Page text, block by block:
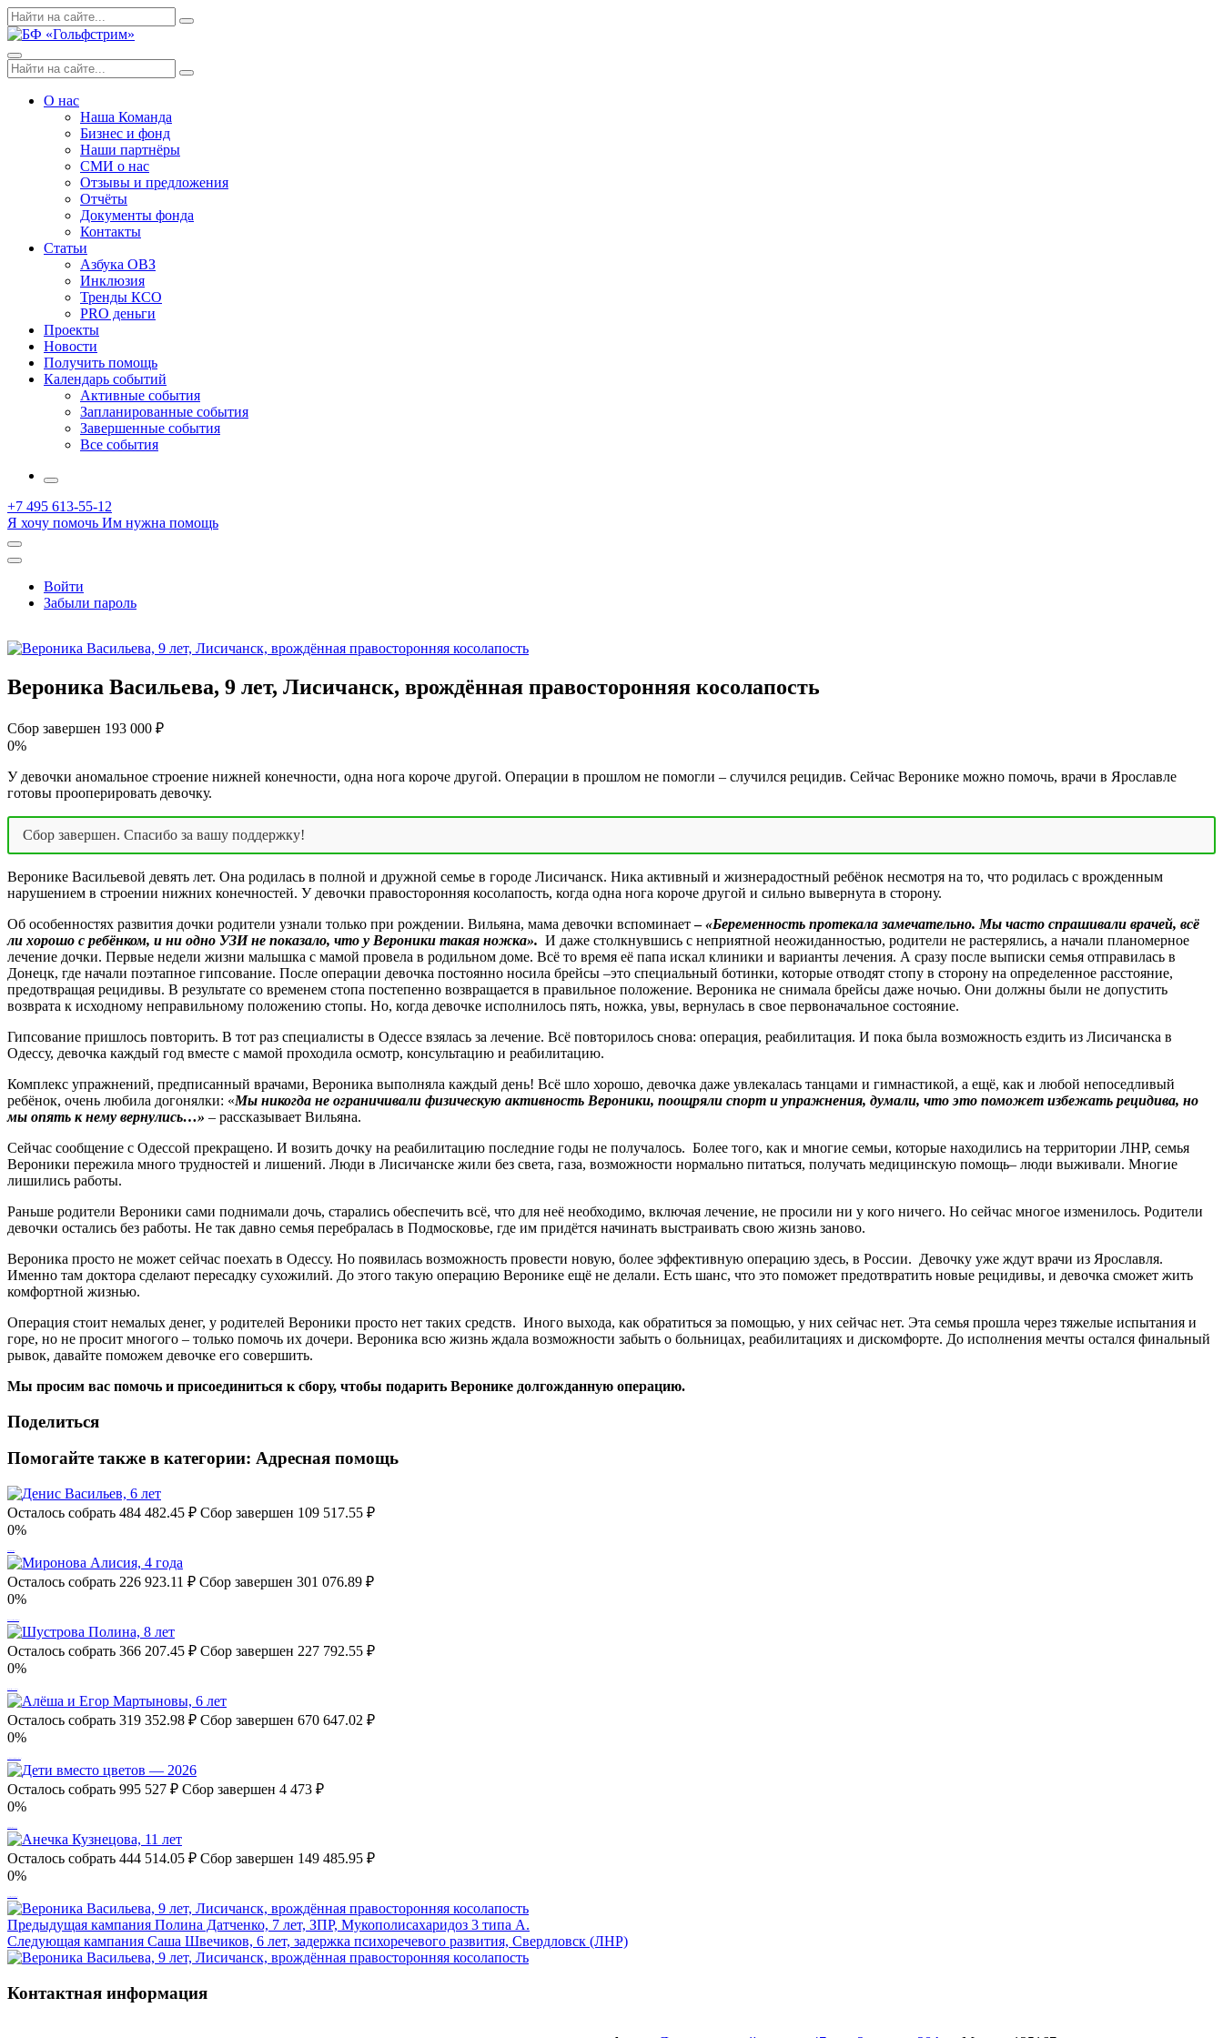
Skip
to
Поиск
по:
Search
Menu
Поиск
по:
Search
О нас
Наша Команда
Бизнес и фонд
Наши партнёры
СМИ о нас
Отзывы и предложения
Отчёты
Документы фонда
Контакты
Статьи
Азбука ОВЗ
Инклюзия
Тренды КСО
PRO деньги
Проекты
Новости
Получить помощь
Календарь событий
Активные события
Запланированные события
Завершенные события
Все события
More
+7 495 613-55-12
Я хочу помочь Им нужна помощь
Открыть
поиск
Профиль
Войти
Забыли пароль
Вероника Васильева, 9 лет, Лисичанск, врождённая правосторонняя косолапость
Сбор завершен 193 000 ₽
0%
У девочки аномальное строение нижней конечности, одна нога короче другой. Операции в прошлом не помогли – случился рецидив. Сейчас Веронике можно помочь, врачи в Ярославле
готовы прооперировать девочку.
Сбор завершен. Спасибо за вашу поддержку!
Веронике Васильевой девять лет. Она родилась в полной и дружной семье в городе Лисичанск. Ника активный и жизнерадостный ребёнок несмотря на то, что родилась с врожденным
нарушением в строении нижних конечностей. У девочки правосторонняя косолапость, когда одна нога короче другой и сильно вывернута в сторону.
Об особенностях развития дочки родители узнали только при рождении. Вильяна, мама девочки вспоминает–«Беременность протекала замечательно. Мы часто спрашивали врачей, всё
ли хорошо с ребёнком, и ни одно УЗИ не показало, что у Вероники такая ножка». И даже столкнувшись с неприятной неожиданностью, родители не растерялись, а начали планомерное
лечение дочки. Первые недели жизни малышка с мамой провела в родильном доме. Всё то время её папа искал клиники и варианты лечения. А сразу после выписки семья отправилась в
Донецк, где начали поэтапное гипсование. После операции девочка постоянно носила брейсы –это специальный ботинки, которые отводят стопу в сторону на определенное расстояние,
предотвращая рецидивы. В результате со временем стопа постепенно возвращается в правильное положение. Вероника не снимала брейсы даже ночью. Они должны были не допустить
возврата к исходному неправильному положению стопы. Но, когда девочке исполнилось пять, ножка, увы, вернулась в свое первоначальное состояние.
Гипсование пришлось повторить. В тот раз специалисты в Одессе взялась за лечение. Всё повторилось снова: операция, реабилитация. И пока была возможность ездить из Лисичанска в
Одессу, девочка каждый год вместе с мамой проходила осмотр, консультацию и реабилитацию.
Комплекс упражнений, предписанный врачами, Вероника выполняла каждый день! Всё шло хорошо, девочка даже увлекалась танцами и гимнастикой, а ещё, как и любой непоседливый
ребёнок, очень любила догонялки: «Мы никогда не ограничивали физическую активность Вероники, поощряли спорт и упражнения, думали, что это поможет избежать рецидива, но
мы опять к нему вернулись…» – рассказывает Вильяна.
Сейчас сообщение с Одессой прекращено. И возить дочку на реабилитацию последние годы не получалось. Более того, как и многие семьи, которые находились на территории ЛНР, семья
Вероники пережила много трудностей и лишений. Люди в Лисичанске жили без света, газа, возможности нормально питаться, получать медицинскую помощь– люди выживали. Многие
лишились работы.
Раньше родители Вероники сами поднимали дочь, старались обеспечить всё, что для неё необходимо, включая лечение, не просили ни у кого ничего. Но сейчас многое изменилось. Родители
девочки остались без работы. Не так давно семья перебралась в Подмосковье, где им придётся начинать выстраивать свою жизнь заново.
Вероника просто не может сейчас поехать в Одессу. Но появилась возможность провести новую, более эффективную операцию здесь, в России. Девочку уже ждут врачи из Ярославля.
Именно там доктора сделают пересадку сухожилий. До этого такую операцию Веронике ещё не делали. Есть шанс, что это поможет предотвратить новые рецидивы, и девочка сможет жить
комфортной жизнью.
Операция стоит немалых денег, у родителей Вероники просто нет таких средств. Иного выхода, как обратиться за помощью, у них сейчас нет. Эта семья прошла через тяжелые испытания и
горе, но не просит многого – только помочь их дочери. Вероника всю жизнь ждала возможности забыть о больницах, реабилитациях и дискомфорте. До исполнения мечты остался финальный
рывок, давайте поможем девочке его совершить.
Мы просим вас помочь и присоединиться к сбору, чтобы подарить Веронике долгожданную операцию.
Поделиться
Помогайте также в категории: Адресная помощь
Осталось собрать 484 482.45 ₽ Сбор завершен 109 517.55 ₽
0%
Осталось собрать 226 923.11 ₽ Сбор завершен 301 076.89 ₽
0%
Осталось собрать 366 207.45 ₽ Сбор завершен 227 792.55 ₽
0%
Осталось собрать 319 352.98 ₽ Сбор завершен 670 647.02 ₽
0%
Осталось собрать 995 527 ₽ Сбор завершен 4 473 ₽
0%
Осталось собрать 444 514.05 ₽ Сбор завершен 149 485.95 ₽
0%
Предыдущая кампания Полина Датченко, 7 лет, ЗПР, Мукополисахаридоз 3 типа А.
Следующая кампания Саша Швечиков, 6 лет, задержка психоречевого развития, Свердловск (ЛНР)
Контактная информация